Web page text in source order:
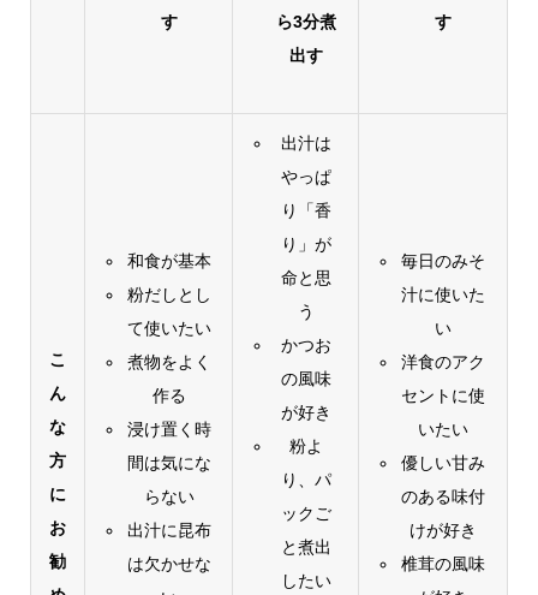
す
ら3分煮
出す
す
こ
ん
な
方
に
お
勧
和食が基本
粉だしとし
て使いたい
煮物をよく
作る
浸け置く時
間は気にな
らない
出汁に昆布
は欠かせな
出汁は
やっぱ
り「香
り」が
命と思
う
かつお
の風味
が好き
粉よ
り、パ
ックご
と煮出
したい
毎日のみそ
汁に使いた
い
洋食のアク
セントに使
いたい
優しい甘み
のある味付
けが好き
椎茸の風味